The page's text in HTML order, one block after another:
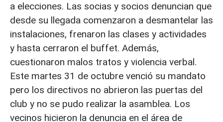
a elecciones. Las socias y socios denuncian que
desde su llegada comenzaron a desmantelar las
instalaciones, frenaron las clases y actividades
y hasta cerraron el buffet. Además,
cuestionaron malos tratos y violencia verbal.
Este martes 31 de octubre venció su mandato
pero los directivos no abrieron las puertas del
club y no se pudo realizar la asamblea. Los
vecinos hicieron la denuncia en el área de